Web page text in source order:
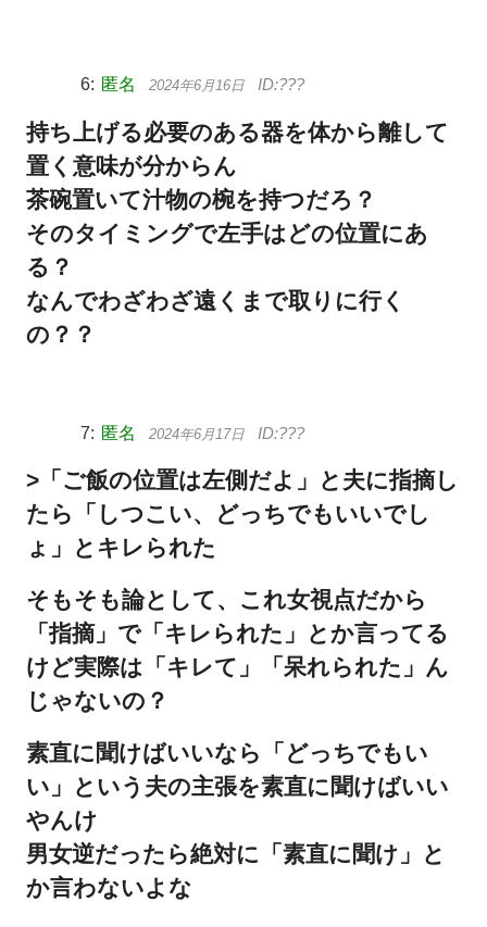
匿名 2024年6月16日
持ち上げる必要のある器を体から離して
置く意味が分からん
茶碗置いて汁物の椀を持つだろ？
そのタイミングで左手はどの位置にあ
る？
なんでわざわざ遠くまで取りに行く
の？？
匿名 2024年6月17日
>「ご飯の位置は左側だよ」と夫に指摘し
たら「しつこい、どっちでもいいでし
ょ」とキレられた
そもそも論として、これ女視点だから
「指摘」で「キレられた」とか言ってる
けど実際は「キレて」「呆れられた」ん
じゃないの？
素直に聞けばいいなら「どっちでもい
い」という夫の主張を素直に聞けばいい
やんけ
男女逆だったら絶対に「素直に聞け」と
か言わないよな